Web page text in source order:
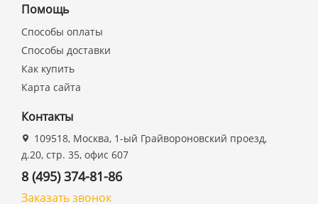
Помощь
Способы оплаты
Способы доставки
Как купить
Карта сайта
Контакты
109518, Москва, 1-ый Грайвороновский проезд,
д.20, стр. 35, офис 607
8 (495) 374-81-86
Заказать звонок